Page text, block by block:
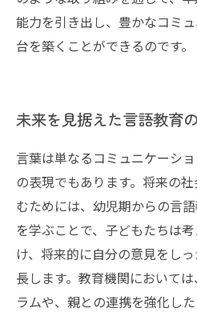
能力を引き出し、豊かなコミ
台を築くことができるのです。
未来を見据えた言語教育
言葉は単なるコミュニケーシ
の表現でもあります。将来の
むためには、幼児期からの言
を学ぶことで、子どもたちは
け、将来的に自分の意見をし
長します。教育機関において
ラムや、親との連携を強化し